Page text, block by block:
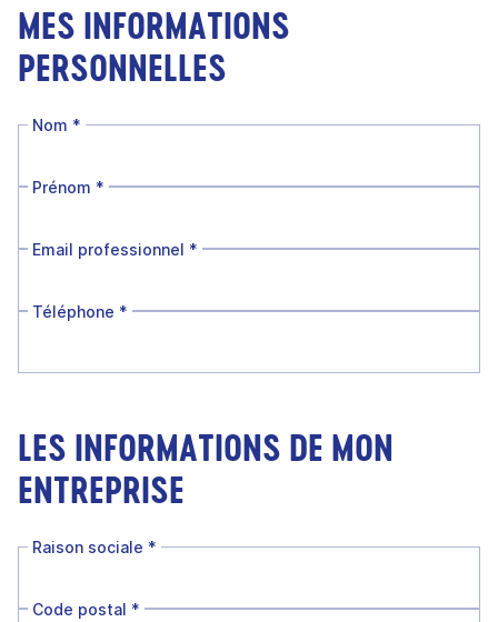
MES INFORMATIONS
PERSONNELLES
Nom *
Prénom *
Email professionnel *
Téléphone *
LES INFORMATIONS DE MON
ENTREPRISE
Raison sociale *
Code postal *